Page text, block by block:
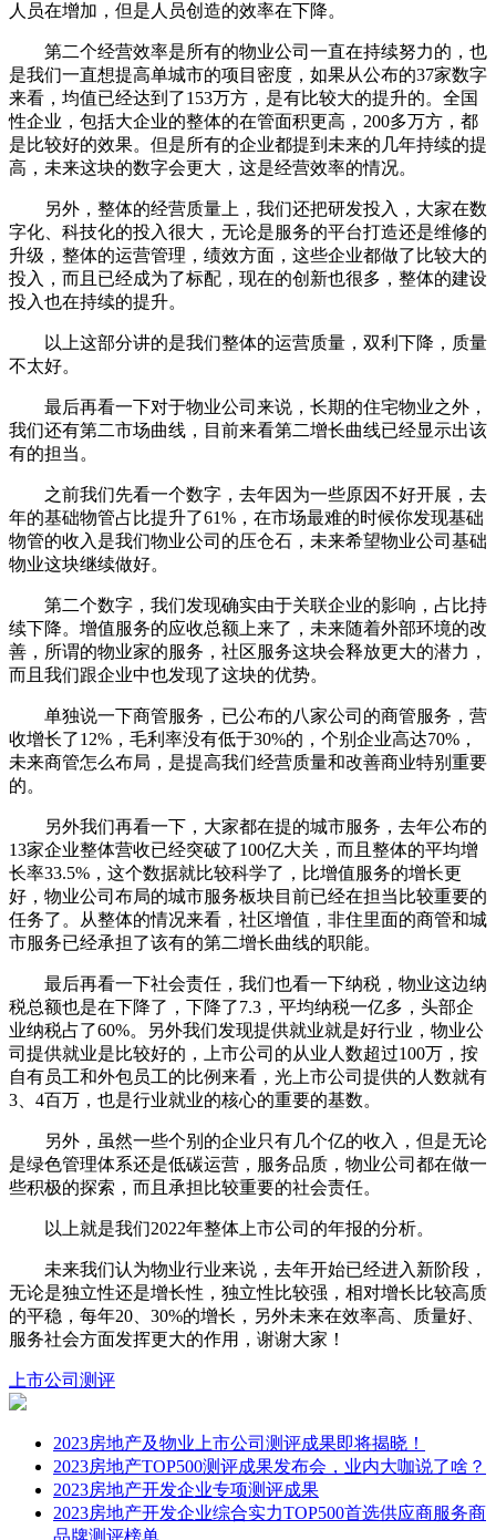
人员在增加，但是人员创造的效率在下降。
第二个经营效率是所有的物业公司一直在持续努力的，也
是我们一直想提高单城市的项目密度，如果从公布的37家数字
来看，均值已经达到了153万方，是有比较大的提升的。全国
性企业，包括大企业的整体的在管面积更高，200多万方，都
是比较好的效果。但是所有的企业都提到未来的几年持续的提
高，未来这块的数字会更大，这是经营效率的情况。
另外，整体的经营质量上，我们还把研发投入，大家在数
字化、科技化的投入很大，无论是服务的平台打造还是维修的
升级，整体的运营管理，绩效方面，这些企业都做了比较大的
投入，而且已经成为了标配，现在的创新也很多，整体的建设
投入也在持续的提升。
以上这部分讲的是我们整体的运营质量，双利下降，质量
不太好。
最后再看一下对于物业公司来说，长期的住宅物业之外，
我们还有第二市场曲线，目前来看第二增长曲线已经显示出该
有的担当。
之前我们先看一个数字，去年因为一些原因不好开展，去
年的基础物管占比提升了61%，在市场最难的时候你发现基础
物管的收入是我们物业公司的压仓石，未来希望物业公司基础
物业这块继续做好。
第二个数字，我们发现确实由于关联企业的影响，占比持
续下降。增值服务的应收总额上来了，未来随着外部环境的改
善，所谓的物业家的服务，社区服务这块会释放更大的潜力，
而且我们跟企业中也发现了这块的优势。
单独说一下商管服务，已公布的八家公司的商管服务，营
收增长了12%，毛利率没有低于30%的，个别企业高达70%，
未来商管怎么布局，是提高我们经营质量和改善商业特别重要
的。
另外我们再看一下，大家都在提的城市服务，去年公布的
13家企业整体营收已经突破了100亿大关，而且整体的平均增
长率33.5%，这个数据就比较科学了，比增值服务的增长更
好，物业公司布局的城市服务板块目前已经在担当比较重要的
任务了。从整体的情况来看，社区增值，非住里面的商管和城
市服务已经承担了该有的第二增长曲线的职能。
最后再看一下社会责任，我们也看一下纳税，物业这边纳
税总额也是在下降了，下降了7.3，平均纳税一亿多，头部企
业纳税占了60%。另外我们发现提供就业就是好行业，物业公
司提供就业是比较好的，上市公司的从业人数超过100万，按
自有员工和外包员工的比例来看，光上市公司提供的人数就有
3、4百万，也是行业就业的核心的重要的基数。
另外，虽然一些个别的企业只有几个亿的收入，但是无论
是绿色管理体系还是低碳运营，服务品质，物业公司都在做一
些积极的探索，而且承担比较重要的社会责任。
以上就是我们2022年整体上市公司的年报的分析。
未来我们认为物业行业来说，去年开始已经进入新阶段，
无论是独立性还是增长性，独立性比较强，相对增长比较高质
的平稳，每年20、30%的增长，另外未来在效率高、质量好、
服务社会方面发挥更大的作用，谢谢大家！
上市公司 测评
2023房地产及物业上市公司测评成果即将揭晓！
2023房地产TOP500测评成果发布会，业内大咖说了啥？
2023房地产开发企业专项测评成果
2023房地产开发企业综合实力TOP500首选供应商服务商
品牌测评榜单